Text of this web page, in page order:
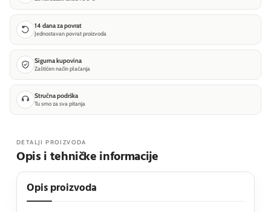
14 dana za povrat
Jednostavan povrat proizvoda
Sigurna kupovina
Zaštićen način plaćanja
Stručna podrška
Tu smo za sva pitanja
DETALJI PROIZVODA
Opis i tehničke informacije
Opis proizvoda